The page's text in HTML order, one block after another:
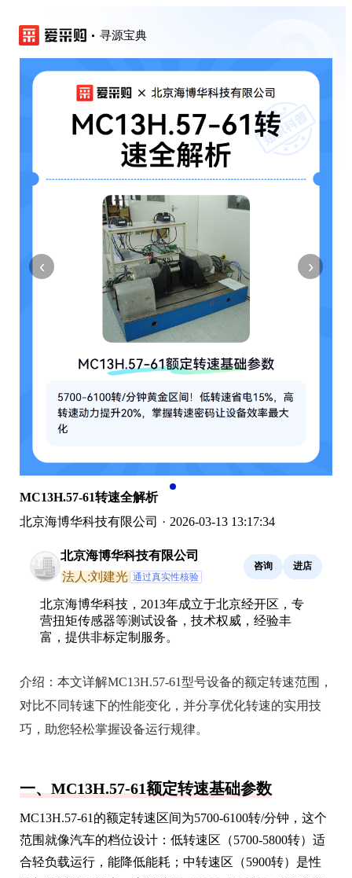
寻源宝典
‹ ›
MC13H.57-61转速全解析
北京海博华科技有限公司 · 2026-03-13 13:17:34
北京海博华科技有限公司
法人:刘建光 通过真实性核验
咨询 进店
北京海博华科技，2013年成立于北京经开区，专
营扭矩传感器等测试设备，技术权威，经验丰
富，提供非标定制服务。
介绍： 本文详解MC13H.57-61型号设备的额定转速范围，
对比不同转速下的性能变化，并分享优化转速的实用技
巧，助您轻松掌握设备运行规律。
一、MC13H.57-61额定转速基础参数
MC13H.57-61的额定转速区间为5700-6100转/分钟，这个
范围就像汽车的档位设计：低转速区（5700-5800转）适
合轻负载运行，能降低能耗；中转速区（5900转）是性